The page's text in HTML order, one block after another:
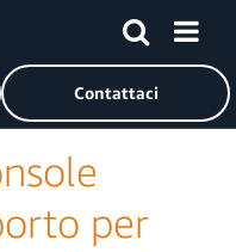
page di Amazon Web
Contattaci
per